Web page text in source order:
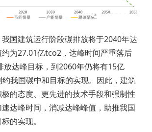
国建筑运行阶段碳排放将于2040年达
为27.01亿tco2，达峰时间严重落后
放达峰目标，到2060年仍将有15亿
我国碳中和目标的实现。因此，建筑
的态度、更先进的技术手段和强制性
达峰时间，消减达峰峰值，助推我国
的实现。